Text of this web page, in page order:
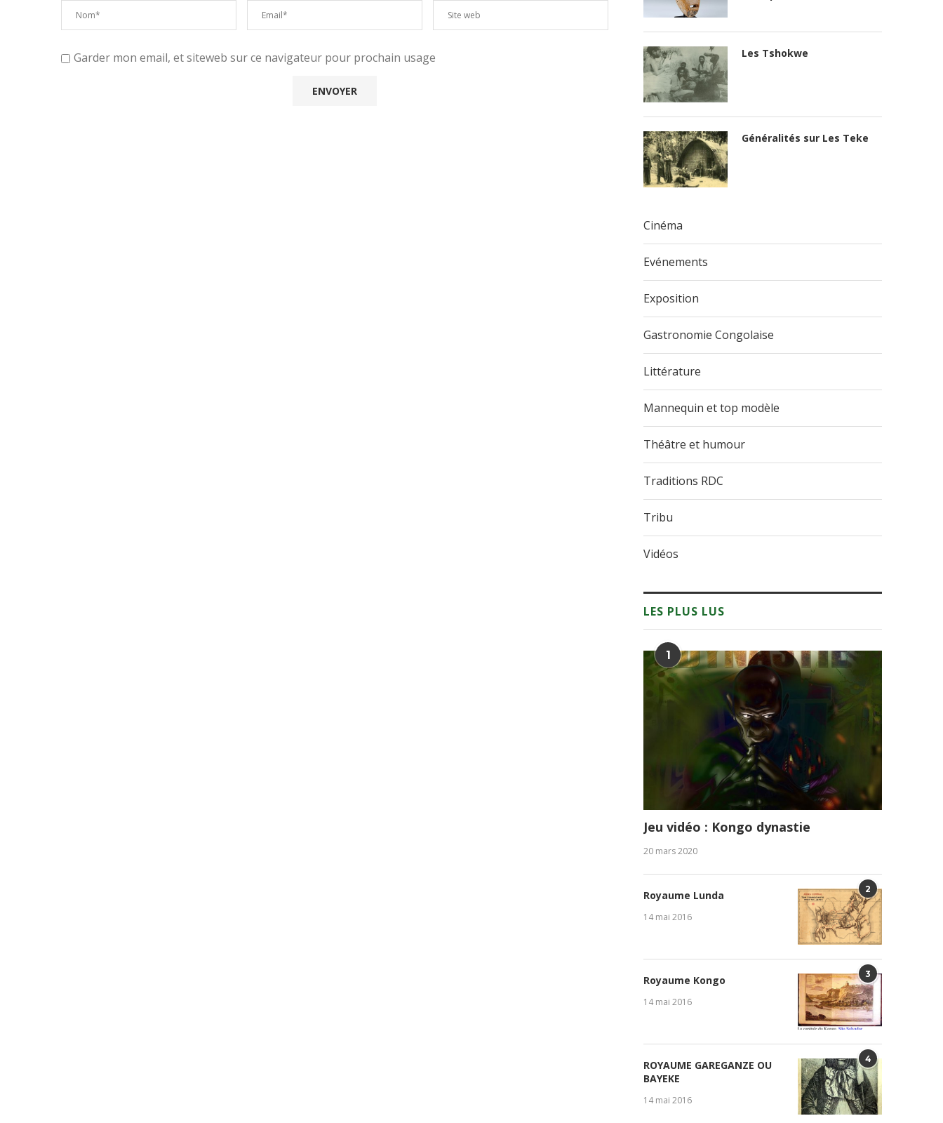
Garder mon email, et siteweb sur ce navigateur pour prochain usage Les Tshokwe
Généralités sur Les Teke
Cinéma
Evénements
Exposition
Gastronomie Congolaise
Littérature
Mannequin et top modèle
Théâtre et humour
Traditions RDC
Tribu
Vidéos
LES PLUS LUS
1
Jeu vidéo : Kongo dynastie
20 mars 2020
2
Royaume Lunda
14 mai 2016
3
Royaume Kongo
14 mai 2016
4
ROYAUME GAREGANZE OU
BAYEKE
14 mai 2016